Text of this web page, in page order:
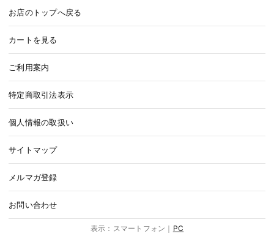
お店のトップへ戻る
カートを見る
ご利用案内
特定商取引法表示
個人情報の取扱い
サイトマップ
メルマガ登録
お問い合わせ
表示：スマートフォン｜ PC